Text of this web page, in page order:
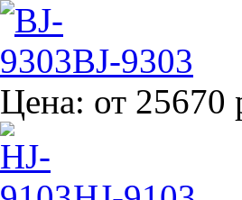
BJ-9303
Цена: от 25670